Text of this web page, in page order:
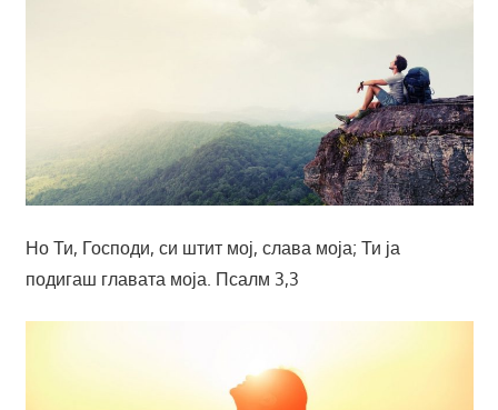
Но Ти, Господи, си штит мој, слава моја; Ти ја
подигаш главата моја. Псалм 3,3